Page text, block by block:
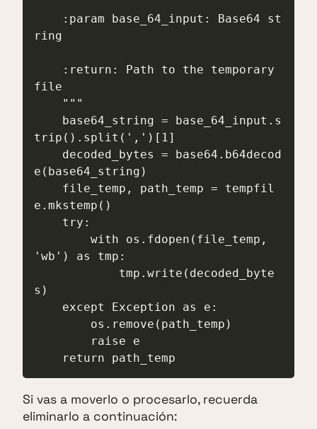
ring
file
trip().split(',')[1]
e(base64_string)
e.mkstemp()
'wb') as tmp:
s)
    return path_temp
Si vas a moverlo o procesarlo, recuerda
eliminarlo a continuación: